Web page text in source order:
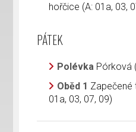
hořčice (A: 01a, 03,
PÁTEK
Polévka Pórková
Oběd 1 Zapečené
01a, 03, 07, 09)